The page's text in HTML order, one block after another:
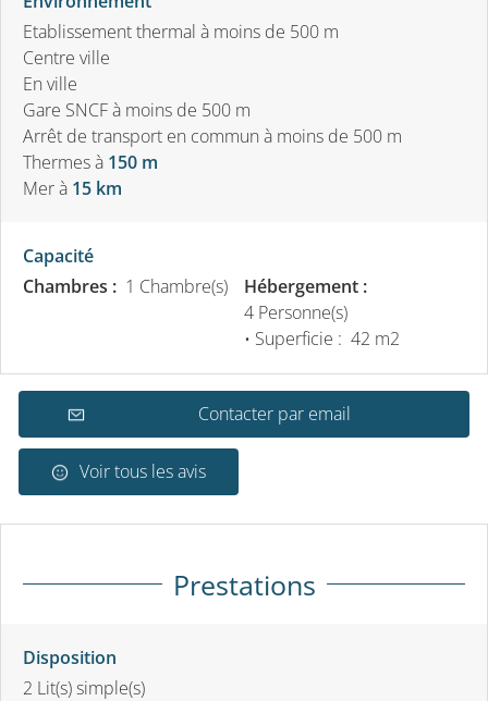
Etablissement thermal à moins de 500 m
Centre ville
En ville
Gare SNCF à moins de 500 m
Arrêt de transport en commun à moins de 500 m
Thermesà 150 m
Merà 15 km
Capacité
Chambres : 1 Chambre(s)
Hébergement :
4 Personne(s)
• Superficie : 42 m2
Contacter par email
Voir tous les avis
Prestations
Disposition
2 Lit(s) simple(s)